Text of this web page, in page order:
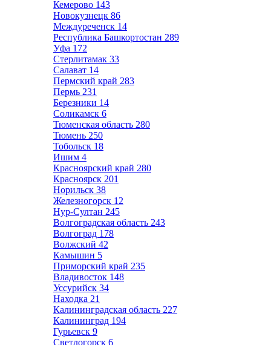
Кемерово 143
Новокузнецк 86
Междуреченск 14
Республика Башкортостан 289
Уфа 172
Стерлитамак 33
Салават 14
Пермский край 283
Пермь 231
Березники 14
Соликамск 6
Тюменская область 280
Тюмень 250
Тобольск 18
Ишим 4
Красноярский край 280
Красноярск 201
Норильск 38
Железногорск 12
Нур-Султан 245
Волгоградская область 243
Волгоград 178
Волжский 42
Камышин 5
Приморский край 235
Владивосток 148
Уссурийск 34
Находка 21
Калининградская область 227
Калининград 194
Гурьевск 9
Светлогорск 6